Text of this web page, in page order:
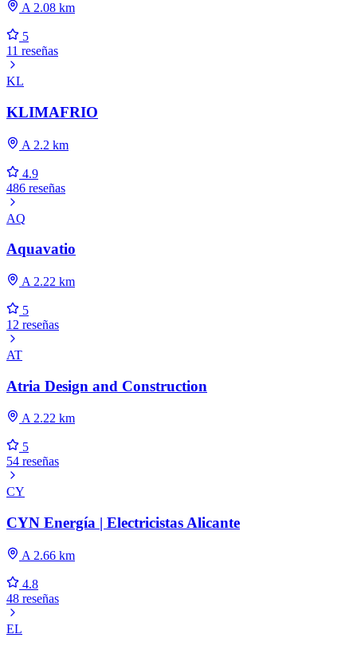
A 2.08 km
5
11 reseñas
KL
KLIMAFRIO
A 2.2 km
4.9
486 reseñas
AQ
Aquavatio
A 2.22 km
5
12 reseñas
AT
Atria Design and Construction
A 2.22 km
5
54 reseñas
CY
CYN Energía | Electricistas Alicante
A 2.66 km
4.8
48 reseñas
EL